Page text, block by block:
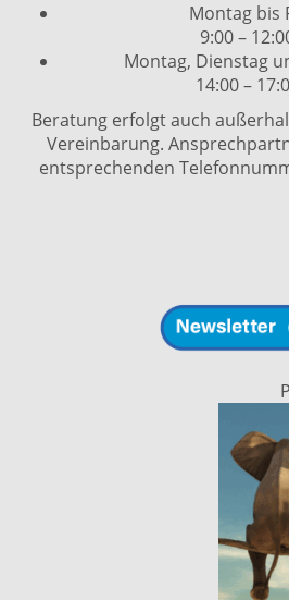
Montag bis
9:00 –
Montag, Dienstag
14:00 –
Beratung erfolgt auch
Vereinbarung.
entsprechenden